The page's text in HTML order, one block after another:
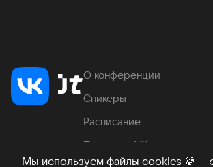
Мы используем файлы cookies 🍪 —
О конференции
Спикеры
Расписание
Продукты VK